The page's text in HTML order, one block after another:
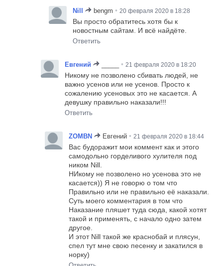
Nill bengm • 20 февраля 2020 в 18:28
Вы просто обратитесь хотя бы к
новостным сайтам. И всё найдёте.
Ответить
Евгений • 21 февраля 2020 в 18:20
Никому не позволено сбивать людей, не
важно усенов или не усенов. Просто к
сожалению усеновых это не касается. А
девушку правильно наказали!!!
Ответить
ZOMBN Евгений • 21 февраля 2020 в 18:44
Вас будоражит мои коммент как и этого
самодольно горделивого хулителя под
ником Nill.
НИкому не позволено но усенова это не
касается)) Я не говорю о том что
Правильно или не правильно её наказали.
Суть моего комментария в том что
Наказание пляшет туда сюда, какой хотят
такой и применять, с начало одно затем
другое.
И этот Nill такой же краснобай и плясун,
спел тут мне свою песенку и закатился в
норку)